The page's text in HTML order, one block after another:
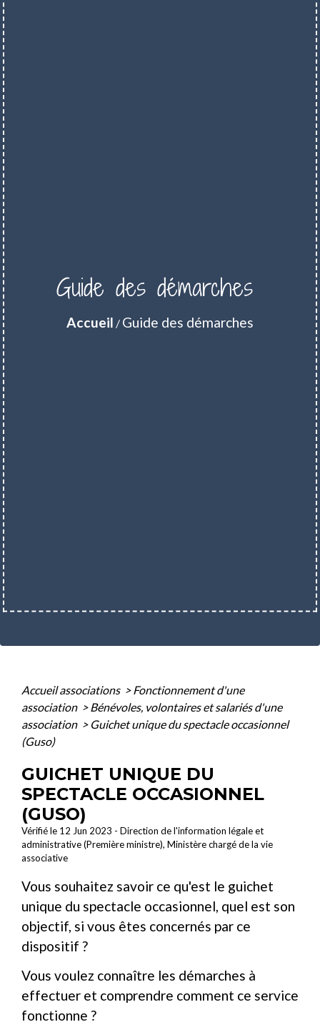
Guide des démarches
Accueil / Guide des démarches
Accueil associations > Fonctionnement d'une
association > Bénévoles, volontaires et salariés d'une
association > Guichet unique du spectacle occasionnel
(Guso)
GUICHET UNIQUE DU
SPECTACLE OCCASIONNEL
(GUSO)
Vérifié le 12 Jun 2023 - Direction de l'information légale et
administrative (Première ministre), Ministère chargé de la vie
associative
Vous souhaitez savoir ce qu'est le guichet
unique du spectacle occasionnel, quel est son
objectif, si vous êtes concernés par ce
dispositif ?
Vous voulez connaître les démarches à
effectuer et comprendre comment ce service
fonctionne ?